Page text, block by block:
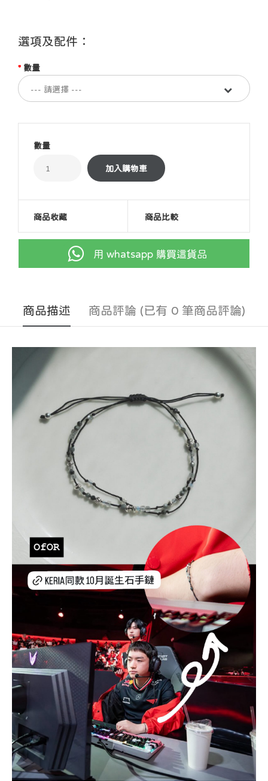
選項及配件：
數量
數量
商品收藏 商品比較
用 whatsapp 購買這貨品
商品描述 商品評論 (已有 0 筆商品評論)